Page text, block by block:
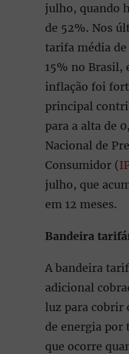
julho, quando
de 52%. Nos
tarifa média
15% no Brasil,
inflação foi
principal
para a alta de
Nacional de
Consumidor (
julho, que
em 12 meses.
Bandeira
A bandeira
adicional
luz para cobrir
de energia por
que ocorre